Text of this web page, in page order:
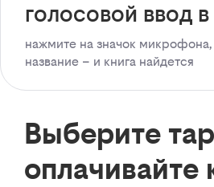
голосовой ввод
нажмите на значок
название – и книга найдется
Выберите
оплачивайте